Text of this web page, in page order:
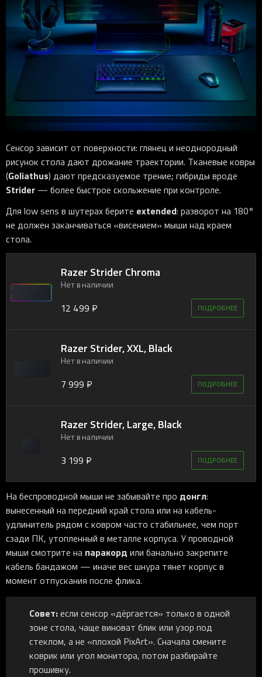
Сенсор зависит от поверхности: глянец и неоднородный
рисунок стола дают дрожание траектории. Тканевые ковры
(Goliathus) дают предсказуемое трение; гибриды вроде
Strider — более быстрое скольжение при контроле.
Для low sens в шутерах берите extended: разворот на 180°
не должен заканчиваться «висением» мыши над краем
стола.
Razer Strider Chroma
Нет в наличии
12 499 ₽ ПОДРОБНЕЕ
Razer Strider, XXL, Black
Нет в наличии
7 999 ₽ ПОДРОБНЕЕ
Razer Strider, Large, Black
Нет в наличии
3 199 ₽ ПОДРОБНЕЕ
На беспроводной мыши не забывайте про донгл:
вынесенный на передний край стола или на кабель-
удлинитель рядом с ковром часто стабильнее, чем порт
сзади ПК, утопленный в металле корпуса. У проводной
мыши смотрите на паракорд или банально закрепите
кабель бандажом — иначе вес шнура тянет корпус в
момент отпускания после флика.
Совет:если сенсор «дёргается» только в одной
зоне стола, чаще виноват блик или узор под
стеклом, а не «плохой PixArt». Сначала смените
коврик или угол монитора, потом разбирайте
прошивку.